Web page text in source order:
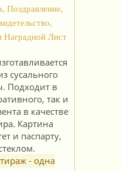
Поздравление,
Наградной Лист
сусального
Подходит в
так и
в качестве
Картина
и паспарту,
- одна